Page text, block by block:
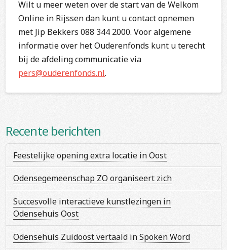
Wilt u meer weten over de start van de Welkom
Online in Rijssen dan kunt u contact opnemen
met Jip Bekkers 088 344 2000. Voor algemene
informatie over het Ouderenfonds kunt u terecht
bij de afdeling communicatie via
pers@ouderenfonds.nl.
Recente berichten
Feestelijke opening extra locatie in Oost
Odensegemeenschap ZO organiseert zich
Succesvolle interactieve kunstlezingen in
Odensehuis Oost
Odensehuis Zuidoost vertaald in Spoken Word